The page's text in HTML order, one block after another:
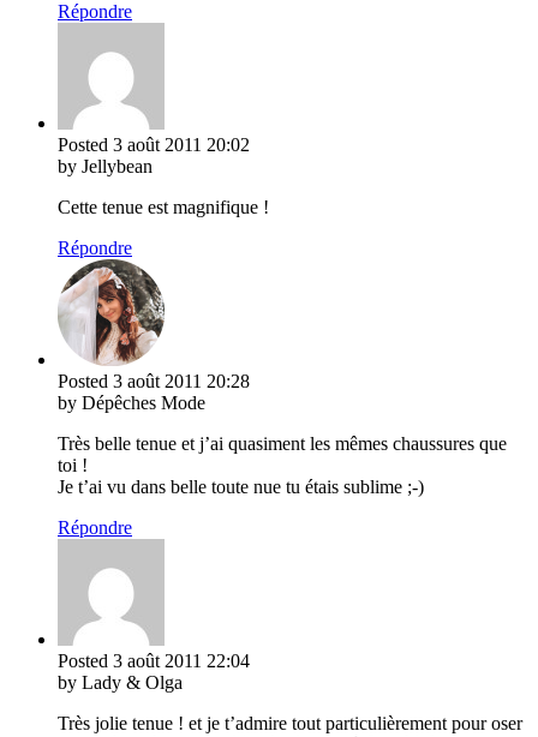
Répondre
Posted 3 août 2011 20:02
by Jellybean
Cette tenue est magnifique !
Répondre
Posted 3 août 2011 20:28
by Dépêches Mode
Très belle tenue et j’ai quasiment les mêmes chaussures que
toi !
Je t’ai vu dans belle toute nue tu étais sublime ;-)
Répondre
Posted 3 août 2011 22:04
by Lady & Olga
Très jolie tenue ! et je t’admire tout particulièrement pour oser